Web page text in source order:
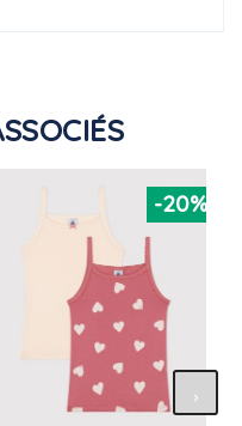
-20%